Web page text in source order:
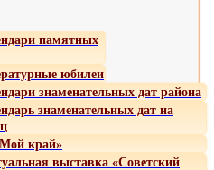
памятных
юбилеи
знаменательных дат района
знаменательных дат на
край»
выставка «Советский